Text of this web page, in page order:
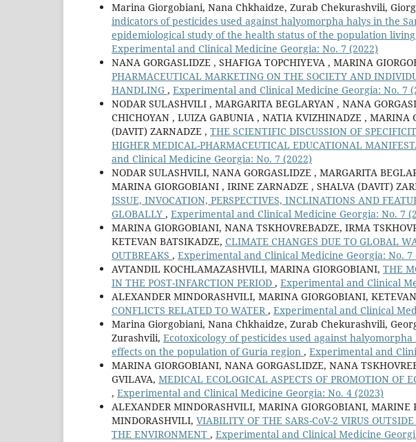
Marina Giorgobiani, Nana Chkhaidze, Zurab Chekurashvili,
indicators of pesticides used against halyomorpha halys in the
epidemiological study of the health status of the population
Experimental and Clinical Medicine Georgia: No. 7 (2022)
NANA GORGASLIDZE , SHAFIGA TOPCHIYEVA , MARINA
PHARMACEUTICAL MARKETING ON THE SOCIETY AND
HANDLING , Experimental and Clinical Medicine Georgia: No. 7
NODAR SULASHVILI , MARGARITA BEGLARYAN , NANA
CHICHOYAN , LUIZA GABUNIA , NATIA KVIZHINADZE , MARINA
(DAVIT) ZARNADZE , THE SCIENTIFIC DISCUSSION OF
HIGHER MEDICAL-PHARMACEUTICAL EDUCATIONAL
and Clinical Medicine Georgia: No. 7 (2022)
NODAR SULASHVILI, NANA GORGASLIDZE , MARGARITA
MARINA GIORGOBIANI , IRINE ZARNADZE , SHALVA (DAVIT)
ISSUE, INVOCATION, PERSPECTIVES, INCLINATIONS AND
GLOBALLY , Experimental and Clinical Medicine Georgia: No. 7
MARINA GIORGOBIANI, NANA TSKHOVREBADZE, IRMA
KETEVAN BATSIKADZE, CLIMATE CHANGES DUE TO GLOBAL
OUTBREAKS , Experimental and Clinical Medicine Georgia: No. 7
AVTANDIL KOCHLAMAZASHVILI, MARINA GIORGOBIANI, THE
IN THE POST-INFARCTION PERIOD , Experimental and Clinical
ALEXANDER MINDORASHVILI, MARINA GIORGOBIANI,
CONFLICTS RELATED TO WATER, Experimental and Clinical
Marina Giorgobiani, Nana Chkhaidze, Zurab Chekurashvili,
Zurashvili, Ecotoxicology of pesticides used against
effects on the population of Guria region , Experimental and
MARINA GIORGOBIANI, NANA GORGASLIDZE, NANA
GVILAVA, MEDICAL ECOLOGICAL ASPECTS OF PROMOTION OF
, Experimental and Clinical Medicine Georgia: No. 4 (2023)
ALEXANDER MINDORASHVILI, MARINA GIORGOBIANI,
MINDORASHVILI, VIABILITY OF THE SARS-CoV-2 VIRUS
THE ENVIRONMENT , Experimental and Clinical Medicine